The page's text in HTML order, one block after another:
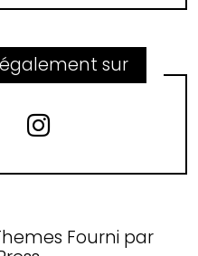
sur
Fourni par